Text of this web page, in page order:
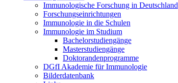
Immunologische Forschung in Deutschland
Forschungseinrichtungen
Immunologie in die Schulen
Immunologie im Studium
Bachelorstudiengänge
Masterstudiengänge
Doktorandenprogramme
DGfI Akademie für Immunologie
Bilderdatenbank